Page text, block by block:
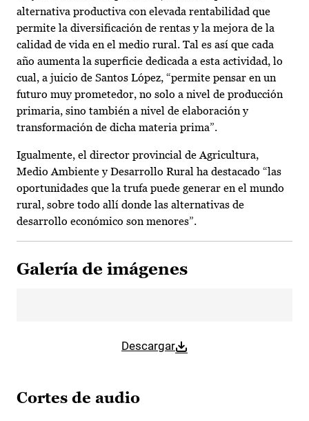
alternativa productiva con elevada rentabilidad que
permite la diversificación de rentas y la mejora de la
calidad de vida en el medio rural. Tal es así que cada
año aumenta la superficie dedicada a esta actividad, lo
cual, a juicio de Santos López, “permite pensar en un
futuro muy prometedor, no solo a nivel de producción
primaria, sino también a nivel de elaboración y
transformación de dicha materia prima”.
Igualmente, el director provincial de Agricultura,
Medio Ambiente y Desarrollo Rural ha destacado “las
oportunidades que la trufa puede generar en el mundo
rural, sobre todo allí donde las alternativas de
desarrollo económico son menores”.
Galería de imágenes
Descargar
Cortes de audio